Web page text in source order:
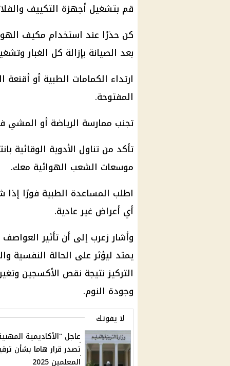
قم بتشغيل أجهزة التكييف
كن حذرًا عند استخدام مكيف
بعد الصيانة بإزالة كل الغبار
ارتداء الكمامات الطبية أو
المفتوحة.
تجنب ممارسة الرياضة أو
تأكد من تناول الأدوية الوقائية
موسعات الشعب الهوائية معك.
اطلب المساعدة الطبية فورًا
أي أعراض غير عادية.
وأشار زعرب إلى أن تأثير
يمتد ليؤثر على الحالة النفسية
التركيز نتيجة نقص الأكسجين
وجودة النوم.
لا يفوتك
عاجل "الأكاديمية
تصدر قرار هاما بشأن
المعلمين 2025